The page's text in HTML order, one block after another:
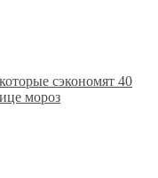
сэкономят 40
мороз